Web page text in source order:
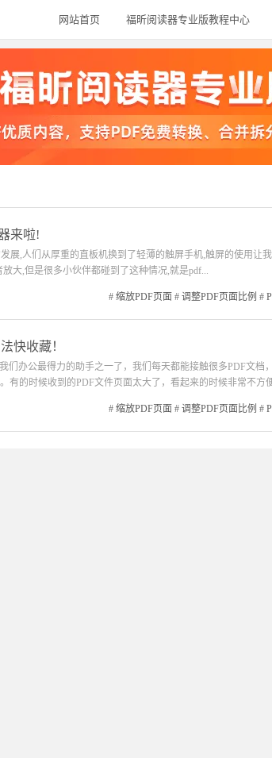
网站首页 福昕阅读器专业版教程中心
来啦!
展,人们从厚重的直板机换到了轻薄的触屏手机,触屏的使用让
大,但是很多小伙伴都碰到了这种情况,就是pdf...
# 缩放PDF页面 # 调整PDF页面比例 #
快收藏！
们办公最得力的助手之一了，我们每天都能接触很多PDF文档
有的时候收到的PDF文件页面太大了，看起来的时候非常不方
# 缩放PDF页面 # 调整PDF页面比例 #